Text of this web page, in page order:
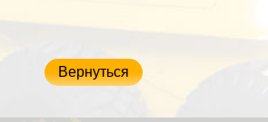
Вернуться